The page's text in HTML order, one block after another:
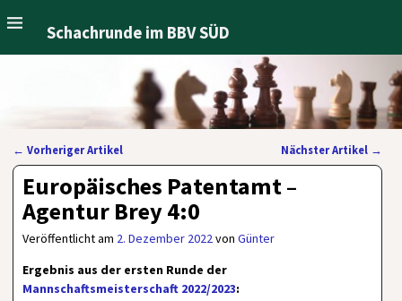
Schachrunde im BBV SÜD
Artikelnavigation
← Vorheriger Artikel Nächster Artikel →
Europäisches Patentamt –
Agentur Brey 4:0
Veröffentlicht am 2. Dezember 2022vonGünter
Ergebnis aus der ersten Runde der
Mannschaftsmeisterschaft 2022/2023: